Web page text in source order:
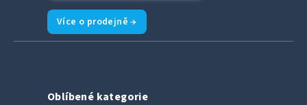
Více o prodejně →
Oblíbené kategorie